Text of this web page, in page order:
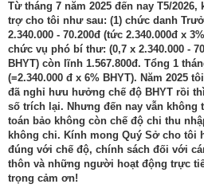
Từ tháng 7 năm 2025 đến nay T5/
trợ cho tôi như sau: (1) chức danh
2.340.000 - 70.200đ (tức 2.340.000đ x
chức vụ phó bí thư: (0,7 x 2.340.000 -
BHYT) còn lĩnh 1.567.800đ. Tổng 1
(=2.340.000 đ x 6% BHYT). Năm 2025
đã nghỉ hưu hưởng chế độ BHYT rồi
số trích lại. Nhưng đến nay vẫn không
toán bảo không còn chế độ chi thu
không chi. Kính mong Quý Sở cho tôi
đúng với chế độ, chính sách đối với
thôn và những người hoạt động trực
trọng cảm ơn!